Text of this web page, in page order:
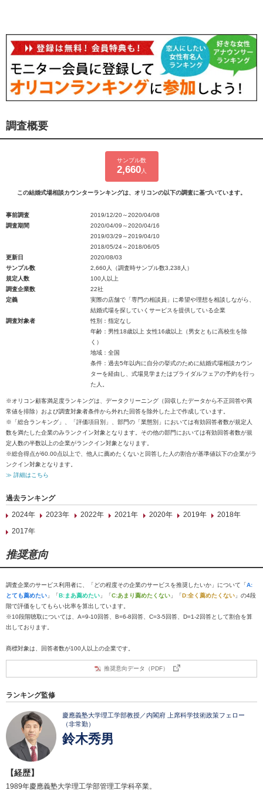
調査概要
サンプル数
2,660人
この結婚式場相談カウンターランキングは、オリコンの以下の調査に基づいています。
事前調査
2019/12/20～2020/04/08
調査期間
2020/04/09～2020/04/16
2019/03/29～2019/04/10
2018/05/24～2018/06/05
更新日
2020/08/03
サンプル数
2,660人（調査時サンプル数3,238人）
規定人数
100人以上
調査企業数
22社
定義
実際の店舗で「専門の相談員」に希望や理想を相談しながら、
結婚式場を探していくサービスを提供している企業
調査対象者
性別：指定なし
年齢：男性18歳以上 女性16歳以上（男女ともに高校生を除
く）
地域：全国
条件：過去5年以内に自分の挙式のために結婚式場相談カウン
ターを経由し、式場見学またはブライダルフェアの予約を行っ
た人。
※オリコン顧客満足度ランキングは、データクリーニング（回収したデータから不正回答や異
常値を排除）および調査対象者条件から外れた回答を除外した上で作成しています。
※「総合ランキング」、「評価項目別」、部門の「業態別」においては有効回答者数が規定人
数を満たした企業のみランクイン対象となります。その他の部門においては有効回答者数が規
定人数の半数以上の企業がランクイン対象となります。
※総合得点が60.00点以上で、他人に薦めたくないと回答した人の割合が基準値以下の企業がラ
ンクイン対象となります。
≫ 詳細はこちら
過去ランキング
2024年
2023年 2022年 2021年 2020年 2019年
2018年
2017年
推奨意向
調査企業のサービス利用者に、「どの程度その企業のサービスを推奨したいか」について「A:
とても薦めたい 」「B:まあ薦めたい 」「C:あまり薦めたくない 」「D:全く薦めたくない 」の4段
階で評価をしてもらい比率を算出しています。
※10段階聴取については、A=9-10回答、B=6-8回答、C=3-5回答、D=1-2回答として割合を算
出しております。
商標対象は、回答者数が100人以上の企業です。
推奨意向データ（PDF）
ランキング監修
慶應義塾大学理工学部教授／内閣府 上席科学技術政策フェロー
（非常勤）
鈴木秀男
【経歴】
1989年慶應義塾大学理工学部管理工学科卒業。